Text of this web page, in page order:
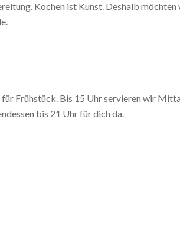
Kochen ist Kunst. Deshalb möchten
Frühstück. Bis 15 Uhr servieren wir
bis 21 Uhr für dich da.